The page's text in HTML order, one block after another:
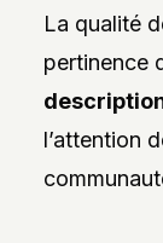
La qualité
pertinence
l’attention